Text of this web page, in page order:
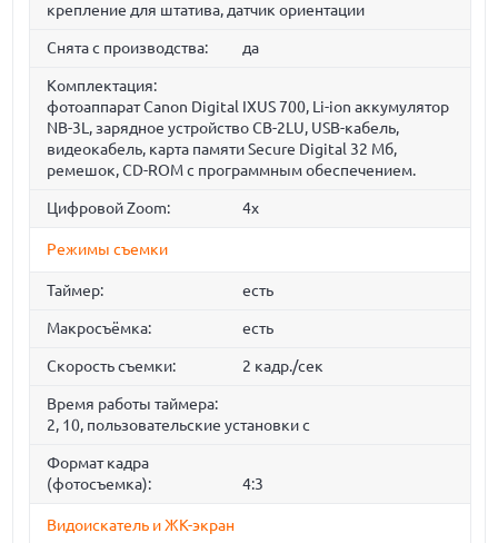
крепление для штатива, датчик ориентации
Снята с производства: да
Комплектация:
фотоаппарат Canon Digital IXUS 700, Li-ion аккумулятор
NB-3L, зарядное устройство CB-2LU, USB-кабель,
видеокабель, карта памяти Secure Digital 32 Мб,
ремешок, CD-ROM с программным обеспечением.
Цифровой Zoom: 4x
Режимы съемки
Таймер: есть
Макросъёмка: есть
Скорость съемки: 2 кадр./сек
Время работы таймера:
2, 10, пользовательские установки c
Формат кадра
(фотосъемка):
4:3
Видоискатель и ЖК-экран